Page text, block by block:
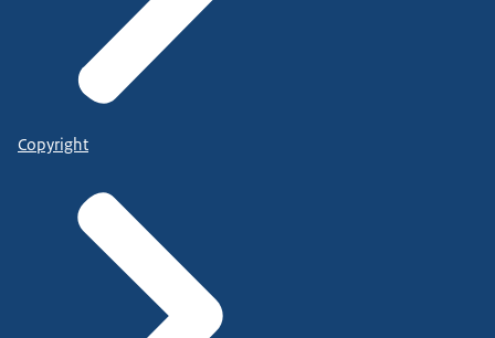
Copyright